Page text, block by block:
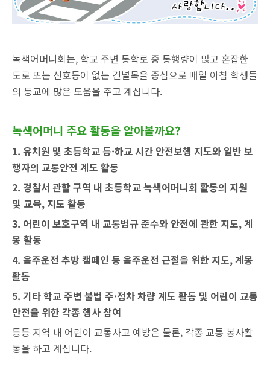
녹색어머니회는, 학교 주변 통학로 중 통행량이 많고 혼잡한
도로 또는 신호등이 없는 건널목을 중심으로 매일 아침 학생들
의 등교에 많은 도움을 주고 계십니다.
녹색어머니 주요 활동을 알아볼까요?
1. 유치원 및 초등학교 등·하교 시간 안전보행 지도와 일반 보
행자의 교통안전 계도 활동
2. 경찰서 관할 구역 내 초등학교 녹색어머니회 활동의 지원
및 교육, 지도 활동
3. 어린이 보호구역 내 교통법규 준수와 안전에 관한 지도, 계
몽 활동
4. 음주운전 추방 캠페인 등 음주운전 근절을 위한 지도, 계몽
활동
5. 기타 학교 주변 불법 주·정차 차량 계도 활동 및 어린이 교통
안전을 위한 각종 행사 참여
등등 지역 내 어린이 교통사고 예방은 물론, 각종 교통 봉사활
동을 하고 계십니다.